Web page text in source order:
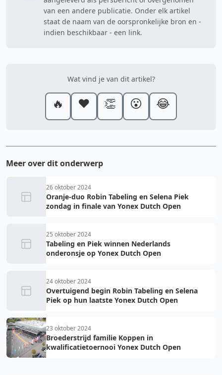
van een andere publicatie. Onder elk artikel
staat de naam van de oorspronkelijke bron en -
indien beschikbaar - een link.
Wat vind je van dit artikel?
🔥 ❤️ 👏 😮 😂
Meer over dit onderwerp
26 oktober 2024
Oranje-duo Robin Tabeling en Selena Piek
zondag in finale van Yonex Dutch Open
25 oktober 2024
Tabeling en Piek winnen Nederlands
onderonsje op Yonex Dutch Open
24 oktober 2024
Overtuigend begin Robin Tabeling en Selena
Piek op hun laatste Yonex Dutch Open
23 oktober 2024
Broederstrijd familie Koppen in
kwalificatietoernooi Yonex Dutch Open